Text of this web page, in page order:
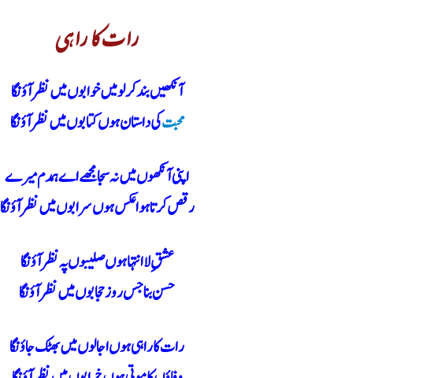
رات کا راہی
آنکھیں بند کر لو میں خوابوں میں نظر آؤنگا
محبتکی داستان ہوں کتابوں میں نظر آؤنگا
اپنی آنکھوں میں نہ سجا مجھے اے ہمدم میرے
رقص کرتا ہوا عکس ہوں سرابوں میں نظر آؤنگا
عشقِ لا انتہا ہوں صلیبوں پہ نظر آؤنگا
حسن بنا جس روز حجابوں میں نظر آؤنگا
رات کا راہی ہوں اجالوں میں بھٹک جاؤنگا